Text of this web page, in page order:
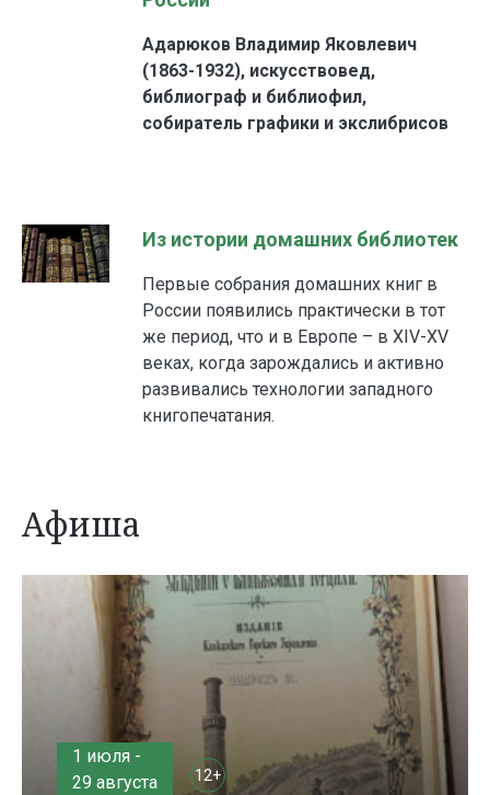
Адарюков Владимир Яковлевич
(1863-1932), искусствовед,
библиограф и библиофил,
собиратель графики и экслибрисов
Из истории домашних библиотек
Первые собрания домашних книг в
России появились практически в тот
же период, что и в Европе – в XIV-XV
веках, когда зарождались и активно
развивались технологии западного
книгопечатания.
Афиша
1 июля -
29 августа
12+